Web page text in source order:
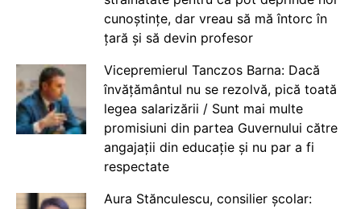
cunoștințe, dar vreau să mă întorc în
țară și să devin profesor
Vicepremierul Tanczos Barna: Dacă
învățământul nu se rezolvă, pică toată
legea salarizării / Sunt mai multe
promisiuni din partea Guvernului către
angajații din educație și nu par a fi
respectate
Aura Stănculescu, consilier școlar: